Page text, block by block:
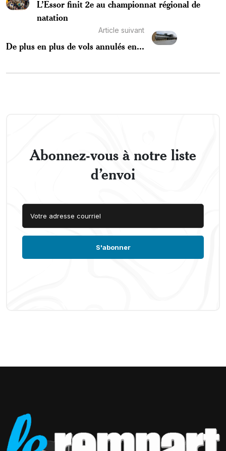
L’Essor finit 2e au championnat régional de
natation
Article suivant
De plus en plus de vols annulés en...
Abonnez-vous à notre liste
d’envoi